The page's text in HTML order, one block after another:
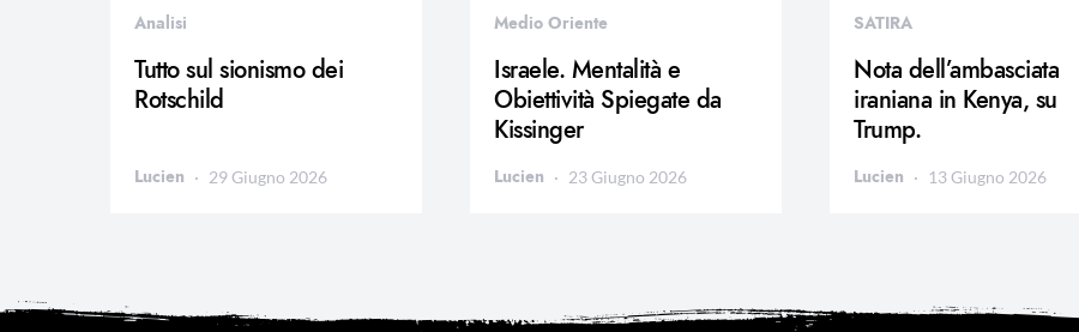
Analisi
Tutto sul sionismo dei
Rotschild
Lucien 29 Giugno 2026
Medio Oriente
Israele. Mentalità e
Obiettività Spiegate da
Kissinger
Lucien 23 Giugno 2026
SATIRA
Nota dell’ambasciata
iraniana in Kenya, su
Trump.
Lucien 13 Giugno 2026